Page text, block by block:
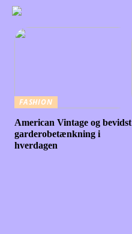
FASHION
American Vintage og bevidst
garderobetænkning i
hverdagen